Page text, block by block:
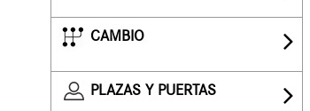
CAMBIO
PLAZAS Y PUERTAS